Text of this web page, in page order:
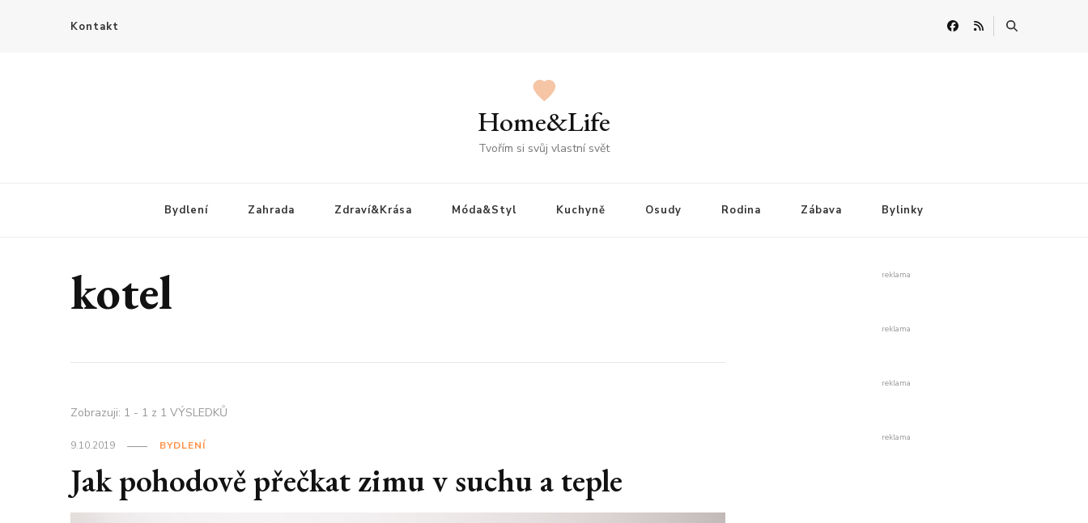
Kontakt
Home&Life
Tvořím si svůj vlastní svět
Bydlení Zahrada Zdraví&Krása Móda&Styl Kuchyně Osudy Rodina Zábava Bylinky
kotel
Zobrazuji: 1 - 1 z 1 VÝSLEDKŮ
9.10.2019 BYDLENÍ
Jak pohodově přečkat zimu v suchu a teple
reklama
reklama
reklama
reklama